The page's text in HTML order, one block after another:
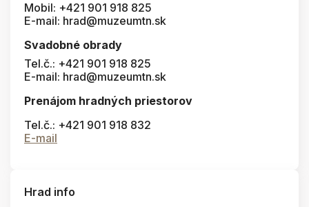
Mobil: +421 901 918 825
E-mail: hrad@muzeumtn.sk
Svadobné obrady
Tel.č.: +421 901 918 825
E-mail: hrad@muzeumtn.sk
Prenájom hradných priestorov
Tel.č.: +421 901 918 832
E-mail
Hrad info